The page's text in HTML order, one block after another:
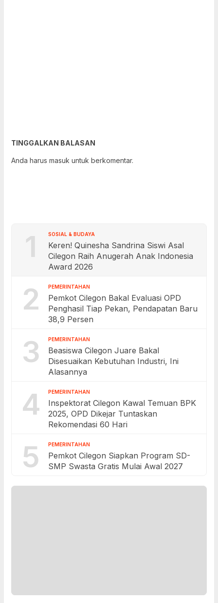
TINGGALKAN BALASAN
Anda harus masuk untuk berkomentar.
1 SOSIAL & BUDAYA
Keren! Quinesha Sandrina Siswi Asal
Cilegon Raih Anugerah Anak Indonesia
Award 2026
2 PEMERINTAHAN
Pemkot Cilegon Bakal Evaluasi OPD
Penghasil Tiap Pekan, Pendapatan Baru
38,9 Persen
3 PEMERINTAHAN
Beasiswa Cilegon Juare Bakal
Disesuaikan Kebutuhan Industri, Ini
Alasannya
4 PEMERINTAHAN
Inspektorat Cilegon Kawal Temuan BPK
2025, OPD Dikejar Tuntaskan
Rekomendasi 60 Hari
5 PEMERINTAHAN
Pemkot Cilegon Siapkan Program SD-
SMP Swasta Gratis Mulai Awal 2027